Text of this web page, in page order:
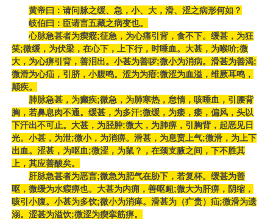
黄帝曰：请问脉之缓、急，小、大，滑、涩之病形何如？
岐伯曰：臣请言五藏之病变也。
心脉急甚者为瘈瘲;征急，为心痛引背，食不下。缓甚，为狂
笑;微缓，为伏梁，在心下，上下行，时唾血。大甚，为喉吤;微
大，为心痹引背，善泪出。小甚为善哕;微小为消病。滑甚为善渴;
微滑为心疝，引脐，小腹鸣。涩为为瘖;微涩为血溢，维厥耳鸣，
颠疾。
肺脉急甚，为癫疾;微急，为肺寒热，怠惰，咳唾血，引腰背
胸，若鼻息肉不通。缓甚，为多汗;微缓，为痿，痿，偏风，头以
下汗出不可止。大甚，为胫肿;微大，为肺痹，引胸背，起恶见日
光。小甚，为泄;微小，为消痹。滑甚，为息贲上气;微滑，为上下
出血。涩甚，为呕血;微涩，为鼠？，在颈支腋之间，下不胜其
上，其应善酸矣。
肝脉急甚者为恶言;微急为肥气在胁下，若复杯。缓甚为善
呕，微缓为水瘕痹也。大甚为内痈，善呕衄;微大为肝痹，阴缩，
咳引小腹。小甚为多饮;微小为消瘅。滑甚为（疒贵）疝;微滑为遗
溺。涩甚为溢饮;微涩为瘈挛筋痹。